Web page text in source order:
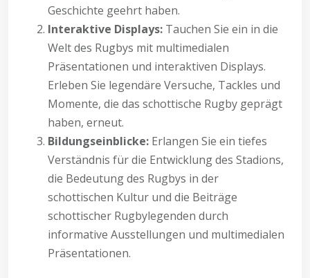
Geschichte geehrt haben.
Interaktive Displays: Tauchen Sie ein in die
Welt des Rugbys mit multimedialen
Präsentationen und interaktiven Displays.
Erleben Sie legendäre Versuche, Tackles und
Momente, die das schottische Rugby geprägt
haben, erneut.
Bildungseinblicke: Erlangen Sie ein tiefes
Verständnis für die Entwicklung des Stadions,
die Bedeutung des Rugbys in der
schottischen Kultur und die Beiträge
schottischer Rugbylegenden durch
informative Ausstellungen und multimedialen
Präsentationen.